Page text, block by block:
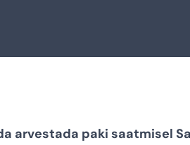
arvestada paki saatmisel